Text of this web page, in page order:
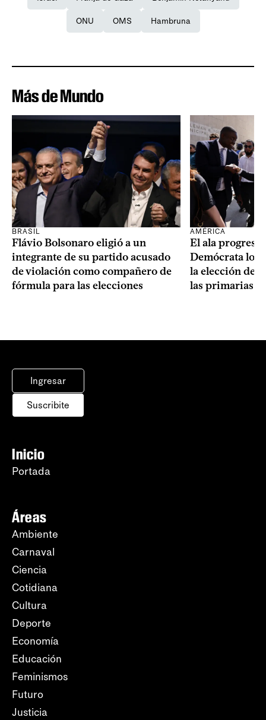
ONU OMS Hambruna
Más de Mundo
BRASIL
Flávio Bolsonaro eligió a un
integrante de su partido acusado
de violación como compañero de
fórmula para las elecciones
AMÉRICA
El ala
Demócrata
la elección de
las primarias
Ingresar
Suscribite
Inicio
Portada
Áreas
Ambiente
Carnaval
Ciencia
Cotidiana
Cultura
Deporte
Economía
Educación
Feminismos
Futuro
Justicia